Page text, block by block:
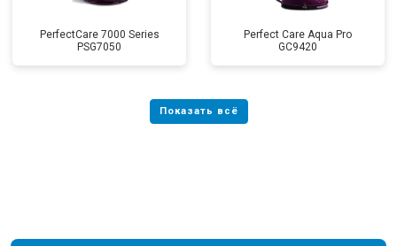
PerfectCare 7000 Series
PSG7050
Perfect Care Aqua Pro
GC9420